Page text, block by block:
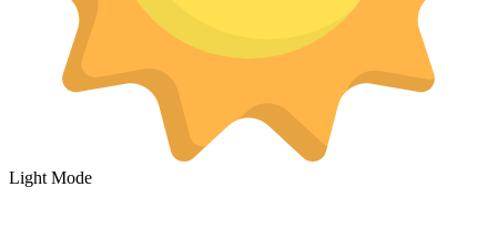
Light Mode